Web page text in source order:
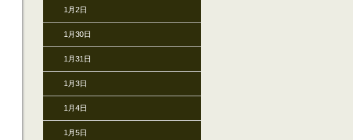
1月2日
1月30日
1月31日
1月3日
1月4日
1月5日